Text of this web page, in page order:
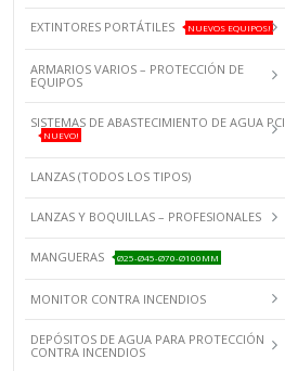
EXTINTORES PORTÁTILES NUEVOS EQUIPOS!
ARMARIOS VARIOS – PROTECCIÓN DE
EQUIPOS
SISTEMAS DE ABASTECIMIENTO DE AGUA PCI
NUEVO!
LANZAS (TODOS LOS TIPOS)
LANZAS Y BOQUILLAS – PROFESIONALES
MANGUERAS Ø25-Ø45-Ø70-Ø100MM
MONITOR CONTRA INCENDIOS
DEPÓSITOS DE AGUA PARA PROTECCIÓN
CONTRA INCENDIOS